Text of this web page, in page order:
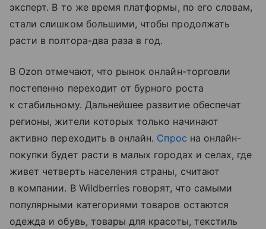
эксперт. В то же время платформы, по его словам,
стали слишком большими, чтобы продолжать
расти в полтора-два раза в год.
В Ozon отмечают, что рынок онлайн-торговли
постепенно переходит от бурного роста
к стабильному. Дальнейшее развитие обеспечат
регионы, жители которых только начинают
активно переходить в онлайн. Спрос на онлайн-
покупки будет расти в малых городах и селах, где
живет четверть населения страны, считают
в компании. В Wildberries говорят, что самыми
популярными категориями товаров остаются
одежда и обувь, товары для красоты, текстиль